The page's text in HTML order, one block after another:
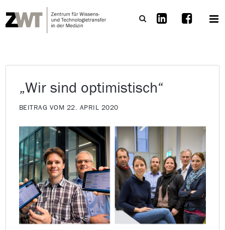
„Wir sind optimistisch“
BEITRAG VOM 22. APRIL 2020